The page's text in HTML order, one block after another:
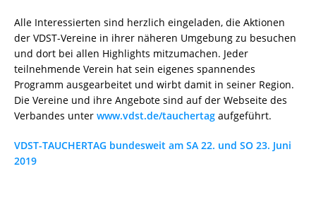
Alle Interessierten sind herzlich eingeladen, die Aktionen
der VDST-Vereine in ihrer näheren Umgebung zu besuchen
und dort bei allen Highlights mitzumachen. Jeder
teilnehmende Verein hat sein eigenes spannendes
Programm ausgearbeitet und wirbt damit in seiner Region.
Die Vereine und ihre Angebote sind auf der Webseite des
Verbandes unter www.vdst.de/tauchertag aufgeführt.
VDST-TAUCHERTAG bundesweit am SA 22. und SO 23. Juni
2019